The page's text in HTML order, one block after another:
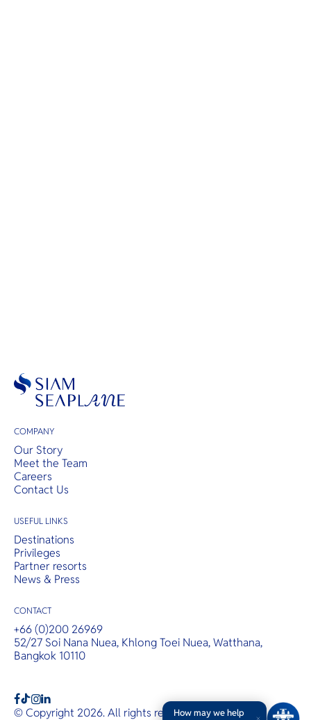
COMPANY
Our Story
Meet the Team
Careers
Contact Us
USEFUL LINKS
Destinations
Privileges
Partner resorts
News & Press
CONTACT
+66 (0)200 26969
52/27 Soi Nana Nuea, Khlong Toei Nuea, Watthana,
Bangkok 10110
b ac
© Copyright 2026. All rights reserved.T&Cs